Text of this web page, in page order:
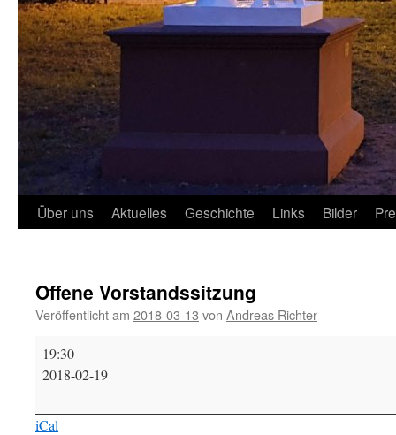
Über uns Aktuelles Geschichte Links Bilder
Offene Vorstandssitzung
Veröffentlicht am 2018-03-13 von Andreas Richter
Offene
Vorstandssitzung
19:30
2018-02-19
iCal